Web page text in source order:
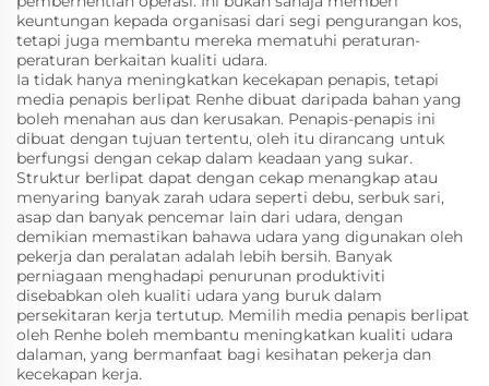
keuntungan kepada organisasi dari segi pengurangan kos,
tetapi juga membantu mereka mematuhi peraturan-
peraturan berkaitan kualiti udara.
Ia tidak hanya meningkatkan kecekapan penapis, tetapi
media penapis berlipat Renhe dibuat daripada bahan yang
boleh menahan aus dan kerusakan. Penapis-penapis ini
dibuat dengan tujuan tertentu, oleh itu dirancang untuk
berfungsi dengan cekap dalam keadaan yang sukar.
Struktur berlipat dapat dengan cekap menangkap atau
menyaring banyak zarah udara seperti debu, serbuk sari,
asap dan banyak pencemar lain dari udara, dengan
demikian memastikan bahawa udara yang digunakan oleh
pekerja dan peralatan adalah lebih bersih. Banyak
perniagaan menghadapi penurunan produktiviti
disebabkan oleh kualiti udara yang buruk dalam
persekitaran kerja tertutup. Memilih media penapis berlipat
oleh Renhe boleh membantu meningkatkan kualiti udara
dalaman, yang bermanfaat bagi kesihatan pekerja dan
kecekapan kerja.